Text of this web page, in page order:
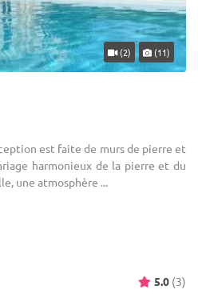
(2) (11)
est faite de murs de pierre et
harmonieux de la pierre et du
une atmosphère ...
5.0 (3)